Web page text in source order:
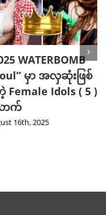
WATERBOMB
မှာ အလှဆုံးဖြစ်
Idols ( 5 )
16th, 2025